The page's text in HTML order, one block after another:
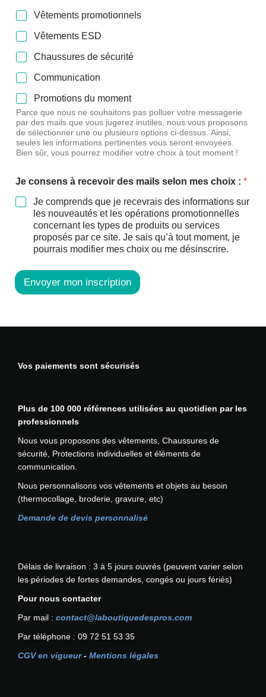
Vêtements promotionnels
Vêtements ESD
Chaussures de sécurité
Communication
Promotions du moment
Parce que nous ne souhaitons pas polluer votre messagerie
par des mails que vous jugerez inutiles, nous vous proposons
de sélectionner une ou plusieurs options ci-dessus. Ainsi,
seules les informations pertinentes vous seront envoyées.
Bien sûr, vous pourrez modifier votre choix à tout moment !
u
e
c
o
u
s
Je consens à recevoir des mails selon mes choix : *
Je comprends que je recevrais des informations sur
les nouveautés et les opérations promotionnelles
concernant les types de produits ou services
proposés par ce site. Je sais qu’à tout moment, je
pourrais modifier mes choix ou me désinscrire.
Envoyer mon inscription
Vos paiements sont sécurisés
Plus de 100 000 références utilisées au quotidien par les
professionnels
Nous vous proposons des vêtements, Chaussures de
sécurité, Protections individuelles et éléments de
communication.
Nous personnalisons vos vêtements et objets au besoin
(thermocollage, broderie, gravure, etc)
Demande de devis personnalisé
Délais de livraison : 3 à 5 jours ouvrés (peuvent varier selon
les périodes de fortes demandes, congés ou jours fériés)
Pour nous contacter
Par mail : contact@laboutiquedespros.com
Par téléphone : 09 72 51 53 35
CGV en vigueur- Mentions légales